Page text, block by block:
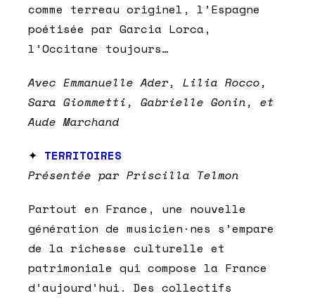
comme terreau originel, l’Espagne
poétisée par Garcia Lorca,
l’Occitane toujours…
Avec Emmanuelle Ader, Lilia Rocco,
Sara Giommetti, Gabrielle Gonin, et
Aude Marchand
✦ TERRITOIRES
Présentée par Priscilla Telmon
Partout en France, une nouvelle
génération de musicien·nes s’empare
de la richesse culturelle et
patrimoniale qui compose la France
d’aujourd’hui. Des collectifs